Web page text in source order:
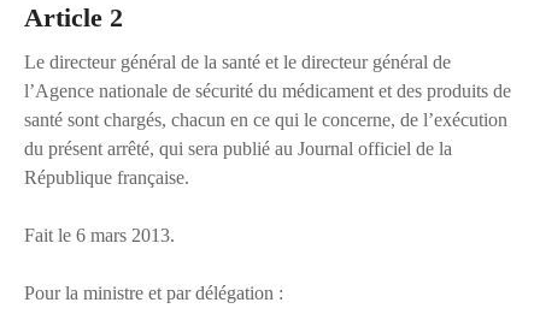
Article 2
Le directeur général de la santé et le directeur général de
l’Agence nationale de sécurité du médicament et des produits de
santé sont chargés, chacun en ce qui le concerne, de l’exécution
du présent arrêté, qui sera publié au Journal officiel de la
République française.
Fait le 6 mars 2013.
Pour la ministre et par délégation :